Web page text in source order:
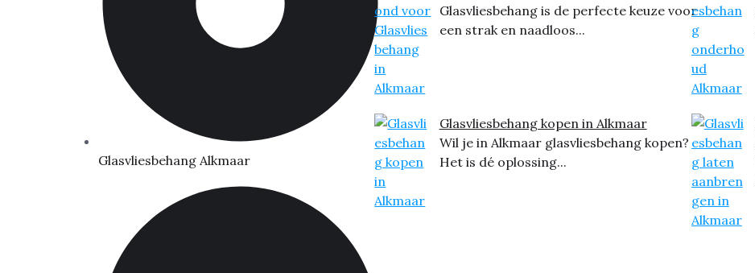
Glasvliesbehang Alkmaar
Glasvliesbehang is de perfecte keuze voor
een strak en naadloos...
Glasvliesbehang kopen in Alkmaar
Wil je in Alkmaar glasvliesbehang kopen?
Het is dé oplossing...